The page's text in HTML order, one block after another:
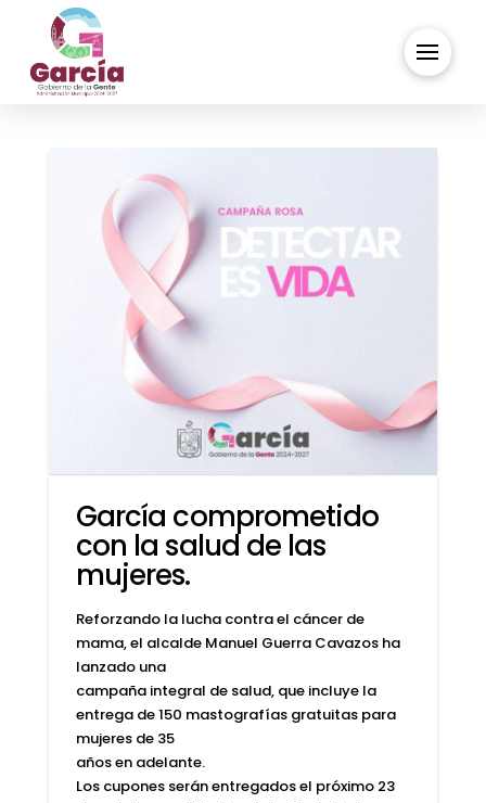
García comprometido
con la salud de las
mujeres.
Reforzando la lucha contra el cáncer de
mama, el alcalde Manuel Guerra Cavazos ha
lanzado una
campaña integral de salud, que incluye la
entrega de 150 mastografías gratuitas para
mujeres de 35
años en adelante.
Los cupones serán entregados el próximo 23